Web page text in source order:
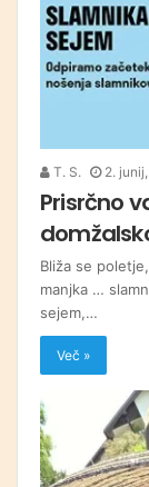
T. S. 2.
Prisrčno
Bliža se
manjka …
sejem,…
Več »